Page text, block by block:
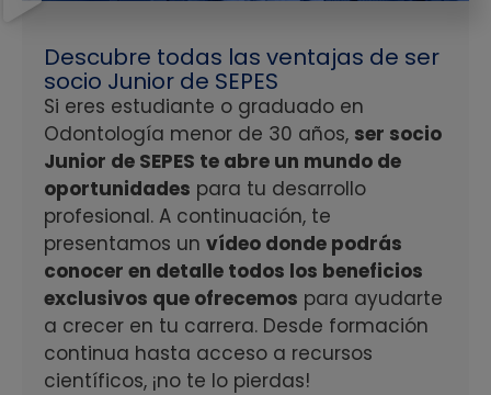
Descubre todas las ventajas de ser
socio Junior de SEPES
Si eres estudiante o graduado en
Odontología menor de 30 años, ser socio
Junior de SEPES te abre un mundo de
oportunidades para tu desarrollo
profesional. A continuación, te
presentamos un vídeo donde podrás
conocer en detalle todos los beneficios
exclusivos que ofrecemos para ayudarte
a crecer en tu carrera. Desde formación
continua hasta acceso a recursos
científicos, ¡no te lo pierdas!